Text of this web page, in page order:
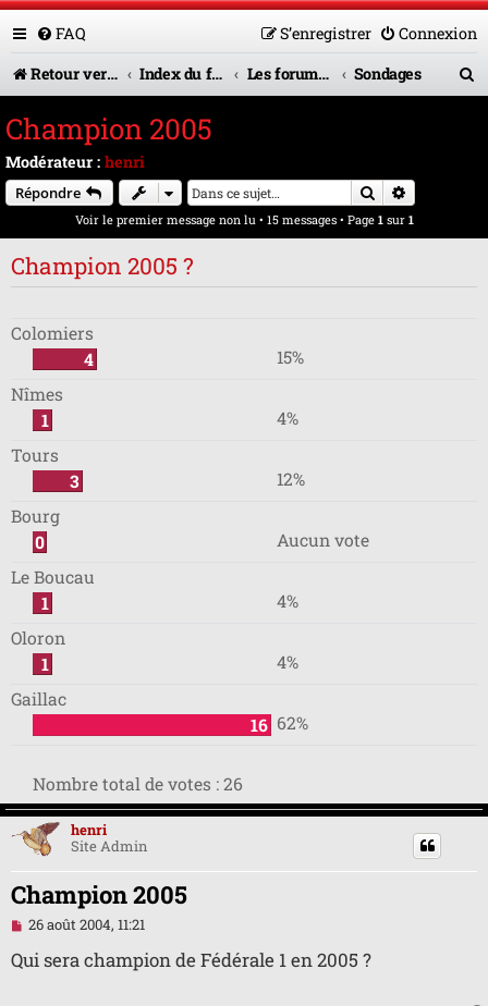
FAQ Connexion
S’enregistrer
Retour vers le site U.A.G.R.
Index du forum Les forums en service Sondages
r
Champion 2005
Modérateur : henri
Répondre Rechercher
Voir le premier message non lu• 15 messages • Page 1sur 1
Champion 2005 ?
Colomiers
4
15%
Nîmes
1
4%
Tours
3
12%
Bourg
0
Aucun vote
Le Boucau
1
4%
Oloron
1
4%
Gaillac
16 62%
Nombre total de votes : 26
henri
Site Admin
Champion 2005
M
s
s
26 août 2004, 11:21
Qui sera champion de Fédérale 1 en 2005 ?